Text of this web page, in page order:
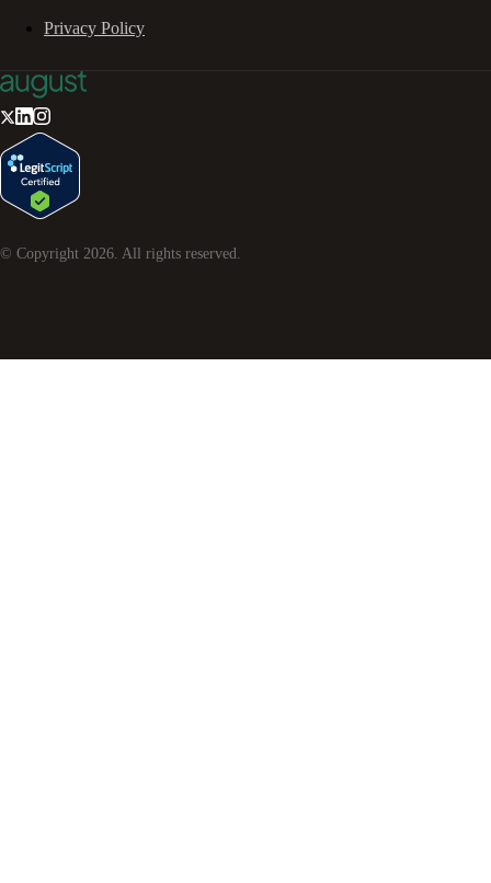
Privacy Policy
© Copyright 2026 . All rights reserved.